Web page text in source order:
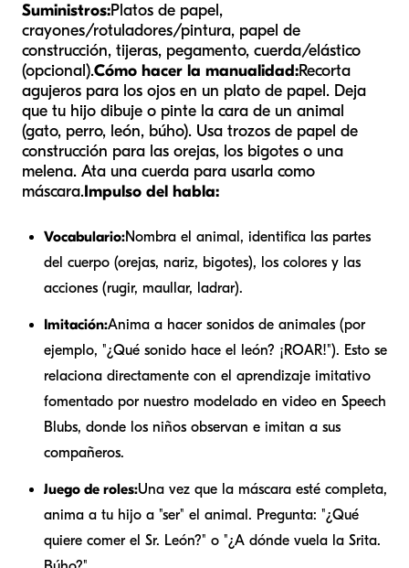
Suministros:Platos de papel,
crayones/rotuladores/pintura, papel de
construcción, tijeras, pegamento, cuerda/elástico
(opcional).Cómo hacer la manualidad:Recorta
agujeros para los ojos en un plato de papel. Deja
que tu hijo dibuje o pinte la cara de un animal
(gato, perro, león, búho). Usa trozos de papel de
construcción para las orejas, los bigotes o una
melena. Ata una cuerda para usarla como
máscara.Impulso del habla:
Vocabulario:Nombra el animal, identifica las partes
del cuerpo (orejas, nariz, bigotes), los colores y las
acciones (rugir, maullar, ladrar).
Imitación:Anima a hacer sonidos de animales (por
ejemplo, "¿Qué sonido hace el león? ¡ROAR!"). Esto se
relaciona directamente con el aprendizaje imitativo
fomentado por nuestro modelado en video en Speech
Blubs, donde los niños observan e imitan a sus
compañeros.
Juego de roles:Una vez que la máscara esté completa,
anima a tu hijo a "ser" el animal. Pregunta: "¿Qué
quiere comer el Sr. León?" o "¿A dónde vuela la Srita.